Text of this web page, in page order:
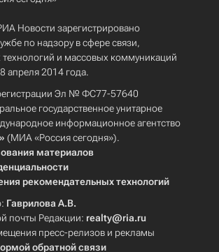
Новости зарегистрировано
по надзору в сфере связи,
и массовых коммуникаций
апреля 2014 года.
Эл № ФС77-57640
государственное унитарное
информационное агентство
(МИА «Россия сегодня»).
материалов
рекомендательных технологий
Гаврилова А.В.
почты Редакции: realty@ria.ru
пресс-релизов и рекламы
обратной связи